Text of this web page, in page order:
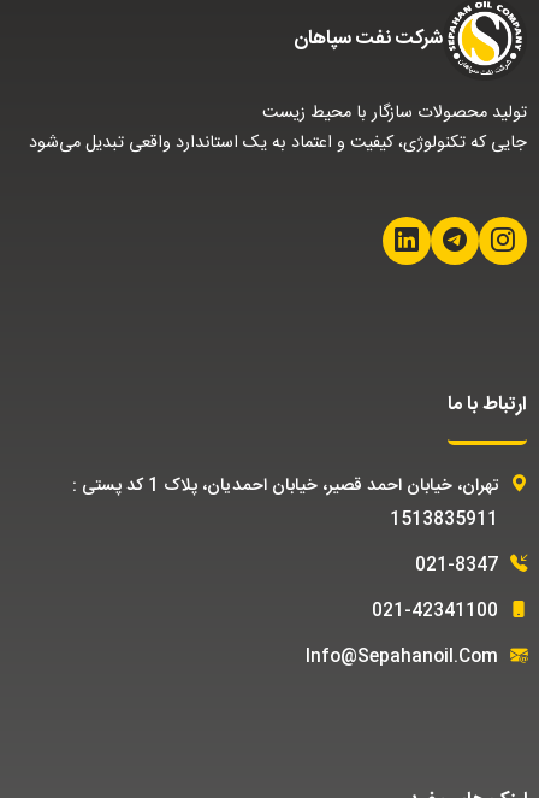
شركت نفت سپاهان
تولید محصولات سازگار با محیط زیست
جایی که تکنولوژی، کیفیت و اعتماد به یک استاندارد واقعی تبدیل می‌شود
ارتباط با ما
تهران، خیابان احمد قصیر، خیابان احمدیان، پلاک 1 کد پستی :
1513835911
021-8347
021-42341100
Info@sepahanoil.com